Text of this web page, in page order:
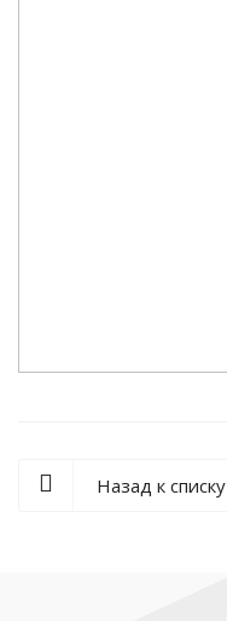
Назад к списку